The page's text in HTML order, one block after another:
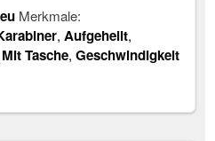
Merkmale:
,Aufgehellt,
Mit Tasche,Geschwindigkeit